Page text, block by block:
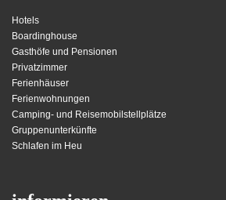
Hotels
Boardinghouse
Gasthöfe und Pensionen
Privatzimmer
Ferienhäuser
Ferienwohnungen
Camping- und Reisemobilstellplätze
Gruppenunterkünfte
Schlafen im Heu